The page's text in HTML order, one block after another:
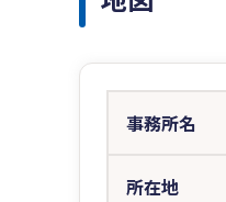
事務所名
所在地